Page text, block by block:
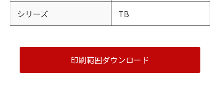
シリーズ TB
印刷範囲ダウンロード